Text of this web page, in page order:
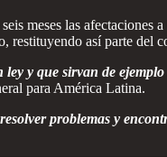
meses las afectaciones
restituyendo así parte del
y que sirvan de
para América Latina.
problemas y